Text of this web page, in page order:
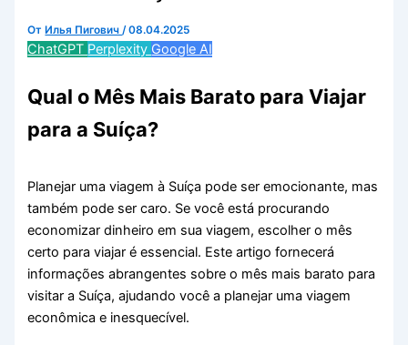
От Илья Пигович/08.04.2025
ChatGPT Perplexity Google AI
Qual o Mês Mais Barato para Viajar
para a Suíça?
Planejar uma viagem à Suíça pode ser emocionante, mas
também pode ser caro. Se você está procurando
economizar dinheiro em sua viagem, escolher o mês
certo para viajar é essencial. Este artigo fornecerá
informações abrangentes sobre o mês mais barato para
visitar a Suíça, ajudando você a planejar uma viagem
econômica e inesquecível.